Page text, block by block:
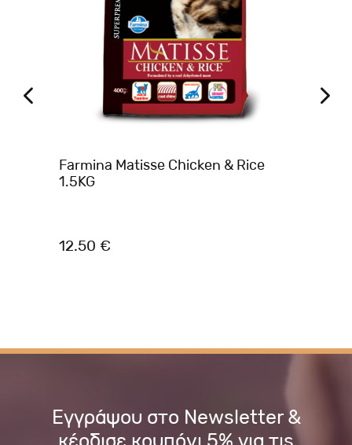
Farmina Matisse Chicken & Rice
1.5KG
12.50 €
Εγγράψου στο Newsletter &